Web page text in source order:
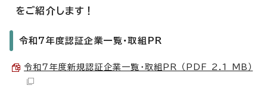
をご紹介します！
令和7年度認証企業一覧・取組PR
令和7年度新規認証企業一覧・取組PR （PDF 2.1 MB）